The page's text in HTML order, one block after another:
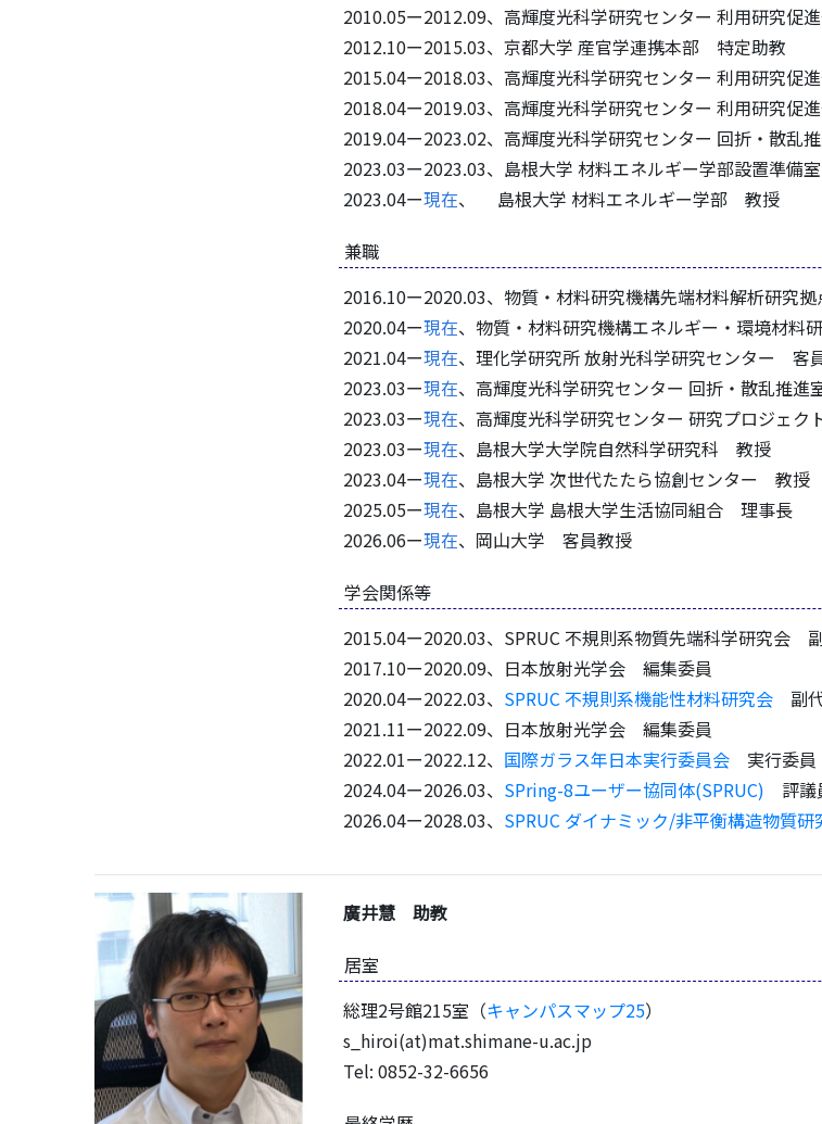
2010.05ー2012.09、高輝度光科学研究センター 利用研究促
2012.10ー2015.03、京都大学 産官学連携本部 特定助教
2015.04ー2018.03、高輝度光科学研究センター 利用研究促
2018.04ー2019.03、高輝度光科学研究センター 利用研究促
2019.04ー2023.02、高輝度光科学研究センター 回折・散乱
2023.03ー2023.03、島根大学 材料エネルギー学部設置準備
2023.04ー現在、 島根大学 材料エネルギー学部 教授
兼職
2016.10ー2020.03、物質・材料研究機構先端材料解析研究
2020.04ー現在、物質・材料研究機構エネルギー・環境材
2021.04ー現在、理化学研究所 放射光科学研究センター 客
2023.03ー現在、高輝度光科学研究センター 回折・散乱推
2023.03ー現在、高輝度光科学研究センター 研究プロジェ
2023.03ー現在、島根大学大学院自然科学研究科 教授
2023.04ー現在、島根大学 次世代たたら協創センター 教授
2025.05ー現在、島根大学 島根大学生活協同組合 理事長
2026.06ー現在、岡山大学 客員教授
学会関係等
2015.04ー2020.03、SPRUC 不規則系物質先端科学研究会
2017.10ー2020.09、日本放射光学会 編集委員
2020.04ー2022.03、 SPRUC 不規則系機能性材料研究会 副
2021.11ー2022.09、日本放射光学会 編集委員
2022.01ー2022.12、 国際ガラス年日本実行委員会 実行委員
2024.04ー2026.03、 SPring-8ユーザー協同体(SPRUC) 評議
2026.04ー2028.03、 SPRUC ダイナミック/非平衡構造物質研
廣井慧 助教
居室
総理2号館215室（キャンパスマップ25）
s_hiroi(at)mat.shimane-u.ac.jp
Tel: 0852-32-6656